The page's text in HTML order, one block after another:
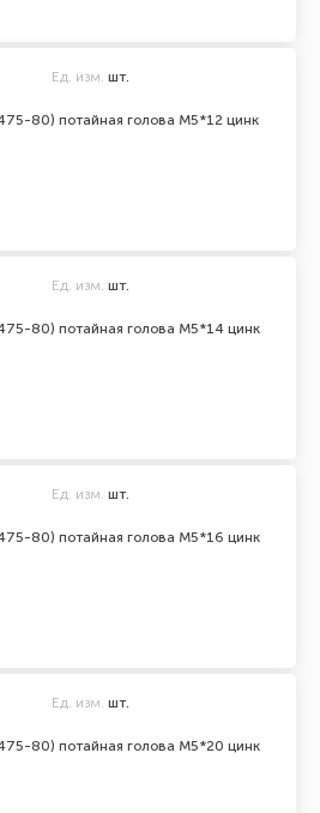
80) потайная голова М5*12 цинк
Ед. изм. шт.
80) потайная голова М5*14 цинк
Ед. изм. шт.
80) потайная голова М5*16 цинк
Ед. изм. шт.
80) потайная голова М5*20 цинк
Ед. изм. шт.